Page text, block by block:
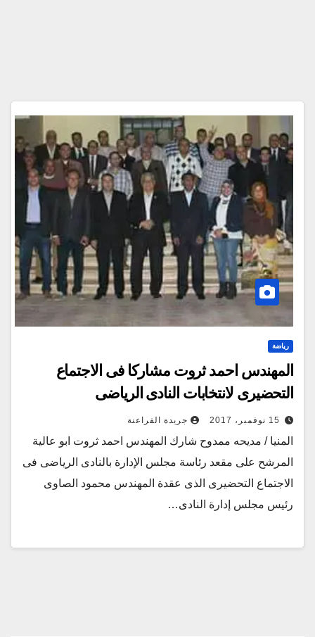
رياضة
المهندس احمد ثروت مشاركا فى الاجتماع
التحضيرى لانتخابات النادى الرياضى
15 نوفمبر، 2017 جريدة الفراعنة
المنيا / مديحه ممدوح شارك المهندس احمد ثروت ابو عالية
المرشح على مقعد رئاسة مجلس الإدارة بالنادى الرياضى فى
الاجتماع التحضيرى الذى عقدة المهندس محمود الصاوى
رئيس مجلس إدارة النادى…